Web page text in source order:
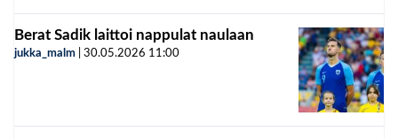
Berat Sadik laittoi nappulat naulaan
jukka_malm 30.05.2026 11:00